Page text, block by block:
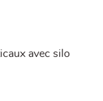
avec silo